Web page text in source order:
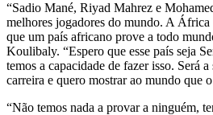
“Sadio Mané, Riyad Mahrez e
melhores jogadores do mundo. A África
que um país africano prove a todo
Koulibaly. “Espero que esse país seja
temos a capacidade de fazer isso. Será
carreira e quero mostrar ao mundo que
“Não temos nada a provar a ninguém,